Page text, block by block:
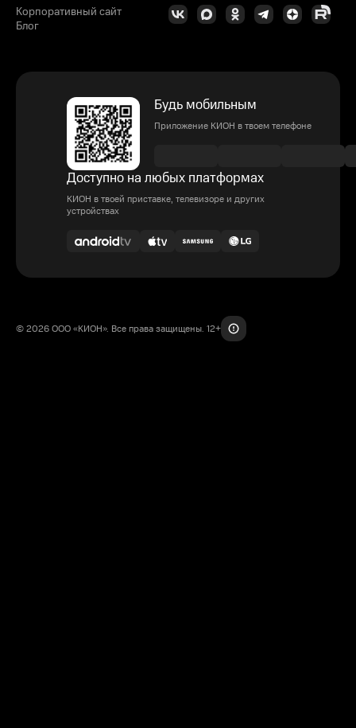
Корпоративный сайт
Блог
Будь мобильным
Приложение КИОН в твоем телефоне
Доступно на любых платформах
КИОН в твоей приставке, телевизоре и других
устройствах
© 2026 ООО «КИОН». Все права защищены. 12+